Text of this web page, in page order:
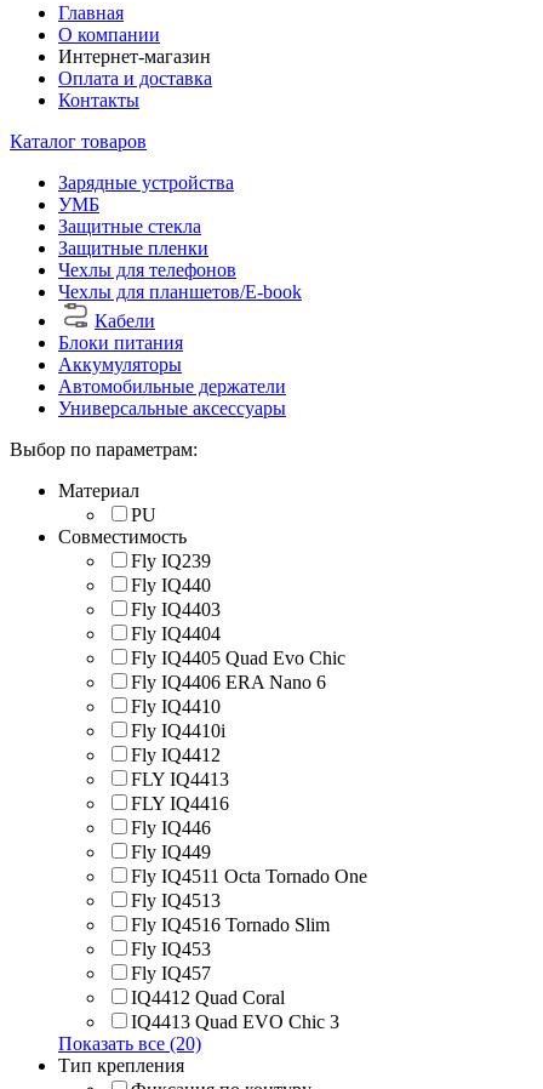
Главная
О компании
Интернет-магазин
Оплата и доставка
Контакты
Каталог товаров
Зарядные устройства
УМБ
Защитные стекла
Защитные пленки
Чехлы для телефонов
Чехлы для планшетов/E-book
Кабели
Блоки питания
Аккумуляторы
Автомобильные держатели
Универсальные аксессуары
Выбор по параметрам:
Материал
PU
Совместимость
Fly IQ239
Fly IQ440
Fly IQ4403
Fly IQ4404
Fly IQ4405 Quad Evo Chic
Fly IQ4406 ERA Nano 6
Fly IQ4410
Fly IQ4410i
Fly IQ4412
FLY IQ4413
FLY IQ4416
Fly IQ446
Fly IQ449
Fly IQ4511 Octa Tornado One
Fly IQ4513
Fly IQ4516 Tornado Slim
Fly IQ453
Fly IQ457
IQ4412 Quad Coral
IQ4413 Quad EVO Chic 3
Показать все (20)
Тип крепления